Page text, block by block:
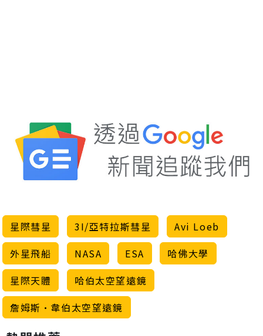
星際彗星 3I/亞特拉斯彗星
Avi Loeb
外星飛船
NASA ESA
哈佛大學
星際天體
哈伯太空望遠鏡
詹姆斯·韋伯太空望遠鏡